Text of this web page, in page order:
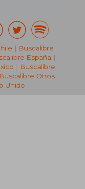
| Buscalibre
España |
| Buscalibre
Buscalibre Otros
Unido